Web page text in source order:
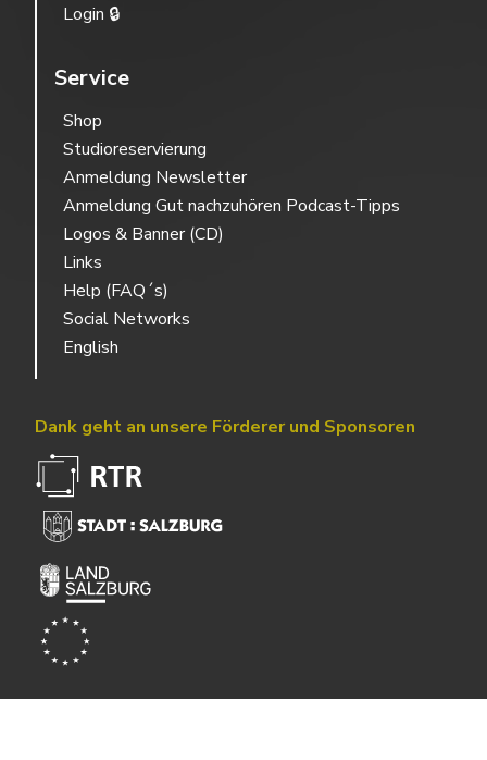
Login 🔒
Service
Shop
Studioreservierung
Anmeldung Newsletter
Anmeldung Gut nachzuhören Podcast-Tipps
Logos & Banner (CD)
Links
Help (FAQ´s)
Social Networks
English
Dank geht an unsere Förderer und Sponsoren